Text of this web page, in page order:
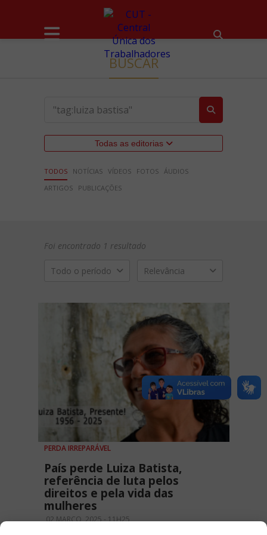
BUSCAR
Todas as editorias
TODOS NOTÍCIAS VÍDEOS FOTOS ÁUDIOS
ARTIGOS
PUBLICAÇÕES
Foi encontrado 1 resultado
Todo o período Relevância
PERDA IRREPARÁVEL
País perde Luiza Batista,
referência de luta pelos
direitos e pela vida das
mulheres
02 MARÇO, 2025 - 11H25